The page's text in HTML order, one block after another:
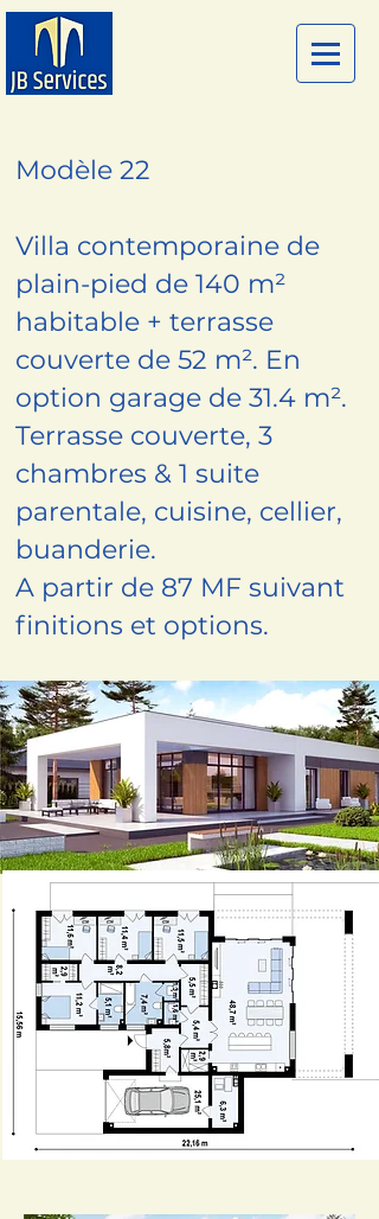
Modèle 22
Villa contemporaine de
plain-pied de 140 m²
habitable + terrasse
couverte de 52 m². En
option garage de 31.4 m².
Terrasse couverte, 3
chambres & 1 suite
parentale, cuisine, cellier,
buanderie.
A partir de 87 MF suivant
finitions et options.